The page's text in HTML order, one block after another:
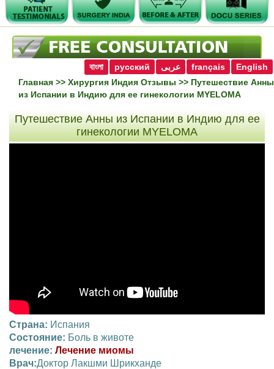
English
français عربى русский
বাংলা
Главная >> Хирургия Индия Отзывы >> Путешествие Анны
из Испании в Индию для ее гинекологии MYELOMA
Путешествие Анны из Испании в Индию для ее
гинекологии MYELOMA
Страна: Испания
Состояние: Боль в животе
лечение: Лечение миомы
Врач:Доктор Лакшми Шрикханде